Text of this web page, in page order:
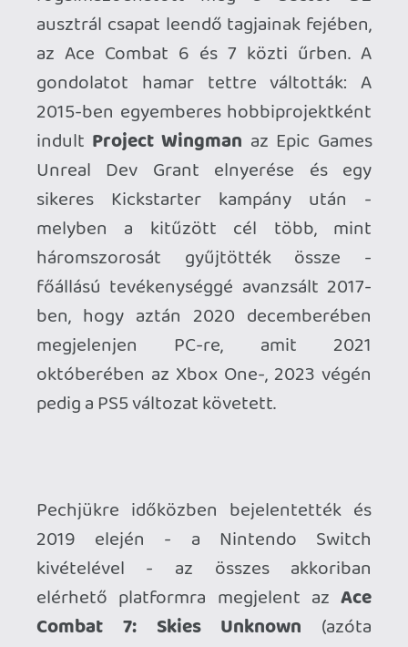
Pechjükre időközben bejelentették és
2019 elején - a Nintendo Switch
kivételével - az összes akkoriban
elérhető platformra megjelent az Ace
Combat 7: Skies Unknown(azóta
Switch-re is), aminek a fejlesztők
szerintem legalább annyira örülhettek,
mint amennyire az őket megillető
figyelem nagy részét elhappolta tőlük,
egyúttal a PC-s, valamint a VR elsőség
babérjait is learatva.(Igaz, utóbbit
korlátozottan: Kizárólag PS4-en és csak
3 küldetés erejéig.)
Ettől függetlenül
mindenképp elismerésre méltó
teljesítmény, hogya 3(!) főt* számláló
lelkes társaságdebütáló alkotásával
felvette a versenyt egy akkor már 25 éves
múltra visszatekintő, 17 játékot, illetve
majdnem ugyanennyi millió eladott
lényegében ott hevert előttük a kész
tervrajz.
Sőt, képesek voltak oly módon iterálni a
nagynevű ihletforrás játékmenetén,